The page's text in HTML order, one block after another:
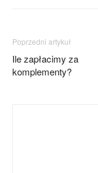
Poprzedni artykuł
Ile zapłacimy za
komplementy?